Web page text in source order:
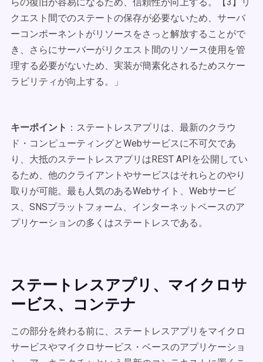
クエスト間でのステートの保存が必要ないため、サーバ
ーコンポーネントがリソースをさっと解放することがで
き、さらにサーバーがリクエスト間のリソース使用を管
理する必要がないため、実装が簡素化されるためスケー
ラビリティが向上する。」
キーポイント ：ステートレスアプリは、最新のクラウ
ド・コンピューティングとWebサービスに不可欠であ
り、大抵のステートレスアプリはREST APIを公開してい
るため、他のクライアントやサービスはそれらとのやり
取りが可能。最も人気のあるWebサイト、Webサービ
ス、SNSプラットフォーム、インターネットベースのア
プリケーションの多くはステートレスである。
ステートレスアプリ、マイクロサ
ービス、コンテナ
この部分を終わる前に、ステートレスアプリをマイクロ
サービスやマイクロサービス・ベースのアプリケーショ